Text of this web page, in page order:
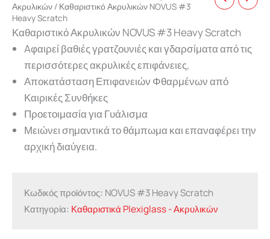
Ακρυλικών / Καθαριστικό Ακρυλικών NOVUS #3
Heavy Scratch
Καθαριστικό Ακρυλικών NOVUS #3 Heavy Scratch
Aφαιρεί βαθιές γρατζουνιές και γδαρσίματα από τις
περισσότερες ακρυλικές επιφάνειες,
Αποκατάσταση Επιφανειών Φθαρμένων από
Καιρικές Συνθήκες
Προετοιμασία για Γυάλισμα
Μειώνει σημαντικά το θάμπωμα και επαναφέρει την
αρχική διαύγεια.
Κωδικός προϊόντος: NOVUS #3 Heavy Scratch
Κατηγορία: Καθαριστικά Plexiglass - Ακρυλικών